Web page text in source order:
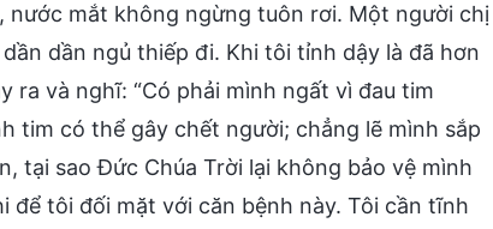
nước mắt không ngừng tuôn rơi. Một người chị
dần ngủ thiếp đi. Khi tôi tỉnh dậy là đã hơn
ra và nghĩ: “Có phải mình ngất vì đau tim
tim có thể gây chết người; chẳng lẽ mình sắp
tại sao Đức Chúa Trời lại không bảo vệ mình
để tôi đối mặt với căn bệnh này. Tôi cần tĩnh